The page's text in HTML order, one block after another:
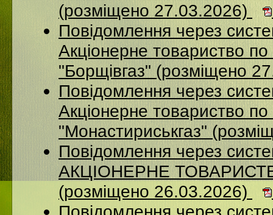
(розміщено 27.03.2026)
Повідомлення через
Акцiонерне товариство по
"Борщiвгаз" (розміщено
Повідомлення через
Акціонерне товариство по
"Монастириськгаз"
Повідомлення через
АКЦІОНЕРНЕ
(розміщено 26.03.2026)